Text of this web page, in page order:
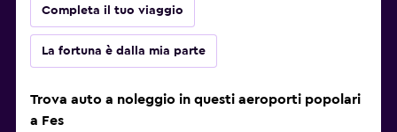
Completa il tuo viaggio
La fortuna è dalla mia parte
Trova auto a noleggio in questi aeroporti popolari
a Fes